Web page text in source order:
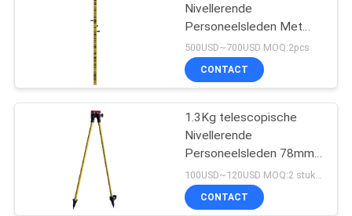
SITEMAP
POLICY
Nivellerende
Personeelsleden Met
streepjescode 2m
Landmeters die Staaf
DL101C meten
500USD~700USD MOQ:2pcs
CONTACT
1.3Kg telescopische
Nivellerende
Personeelsleden 78mm
de Tribunesonderzoek
die van Bipods van het
Onderzoekspersoneel
100USD~120USD MOQ:2 stukken
CONTACT